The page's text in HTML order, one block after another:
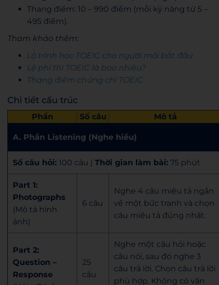
Thang điểm: 10 – 990 điểm (mỗi kỹ năng từ 5 –
495 điểm).
Tham khảo thêm:
Lộ trình học TOEIC cho người mới bắt đầu
Lệ phí thi TOEIC là bao nhiêu?
Thang điểm chứng chỉ TOEIC
Chi tiết cấu trúc
Phần Số câu Mô tả
A. Phần Listening (Nghe hiểu)
Số câu hỏi: 100 câu | Thời gian làm bài: 75 phút
Part 1:
Photographs
(Mô tả hình
ảnh)
6 câu
Nghe 4 câu miêu tả ngắn
về một bức tranh và chọn
câu miêu tả đúng nhất.
Part 2:
Question –
Response
25
câu
Nghe một câu hỏi hoặc
câu nói, sau đó nghe 3
câu trả lời. Chọn câu trả lời
phù hợp. Không có văn